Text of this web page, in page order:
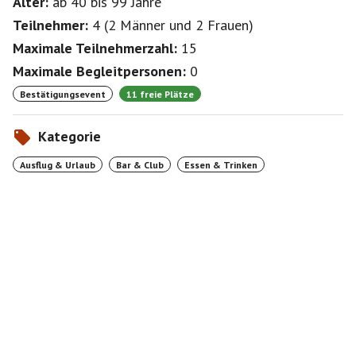
Teilnehmer: 4 (2 Männer und 2 Frauen)
Maximale Teilnehmerzahl: 15
Maximale Begleitpersonen: 0
Bestätigungsevent 11 freie Plätze
Kategorie
Ausflug & Urlaub Bar & Club Essen & Trinken